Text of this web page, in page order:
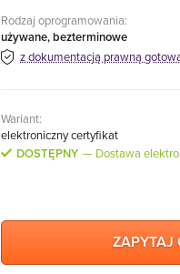
Rodzaj oprogramowania:
używane, bezterminowe
z dokumentacją prawną
Wariant:
elektroniczny certyfikat
DOSTĘPNY
Dostawa
ZAPYTAJ